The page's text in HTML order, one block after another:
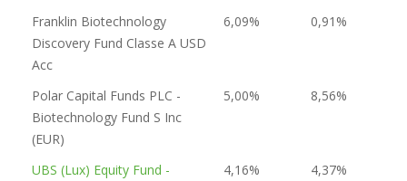
Franklin Biotechnology
Discovery Fund Classe A USD
Acc
6,09% 0,91%
Polar Capital Funds PLC -
Biotechnology Fund S Inc
(EUR)
5,00% 8,56%
UBS (Lux) Equity Fund -
4,16% 4,37%